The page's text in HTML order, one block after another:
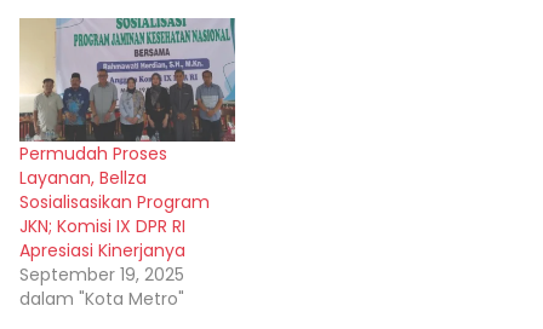
Permudah Proses
Layanan, Bellza
Sosialisasikan Program
JKN; Komisi IX DPR RI
Apresiasi Kinerjanya
September 19, 2025
dalam "Kota Metro"